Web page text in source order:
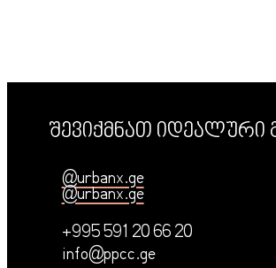
შევიქმნათ იდეალური
@urbanx.ge
@urbanx.ge
+995 591 20 66 20
info@ppcc.ge